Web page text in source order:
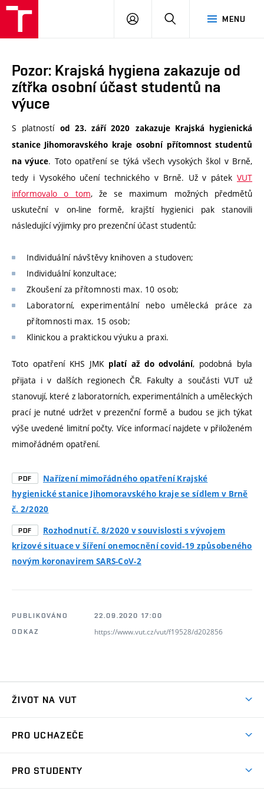
MENU
PŘIHLÁSIT
Pozor: Krajská hygiena zakazuje od
zítřka osobní účast studentů na
výuce
S platností od 23. září 2020 zakazuje Krajská hygienická
stanice Jihomoravského kraje osobní přítomnost studentů
na výuce. Toto opatření se týká všech vysokých škol v Brně,
tedy i Vysokého učení technického v Brně. Už v pátek VUT
informovalo o tom, že se maximum možných předmětů
uskuteční v on-line formě, krajští hygienici pak stanovili
následující výjimky pro prezenční účast studentů:
Individuální návštěvy knihoven a studoven;
Individuální konzultace;
Zkoušení za přítomnosti max. 10 osob;
Laboratorní, experimentální nebo umělecká práce za
přítomnosti max. 15 osob;
Klinickou a praktickou výuku a praxi.
Toto opatření KHS JMK platí až do odvolání, podobná byla
přijata i v dalších regionech ČR. Fakulty a součásti VUT už
stanovují, které z laboratorních, experimentálních a uměleckých
prací je nutné udržet v prezenční formě a budou se jich týkat
výše uvedené limitní počty. Více informací najdete v přiloženém
mimořádném opatření.
PDF
Nařízení mimořádného opatření Krajské
hygienické stanice Jihomoravského kraje se sídlem v Brně
č. 2/2020
PDF
Rozhodnutí č. 8/2020 v souvislosti s vývojem
krizové situace v šíření onemocnění covid-19 způsobeného
novým koronavirem SARS-CoV-2
PUBLIKOVÁNO
22.09.2020 17:00
ODKAZ
https://www.vut.cz/vut/f19528/d202856
ŽIVOT NA VUT
Koleje
PRO UCHAZEČE
PRO STUDENTY